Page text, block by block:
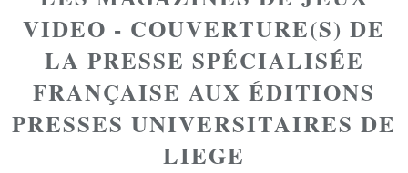
VIDEO - COUVERTURE(S) DE
LA PRESSE SPÉCIALISÉE
FRANÇAISE AUX ÉDITIONS
PRESSES UNIVERSITAIRES DE
LIEGE